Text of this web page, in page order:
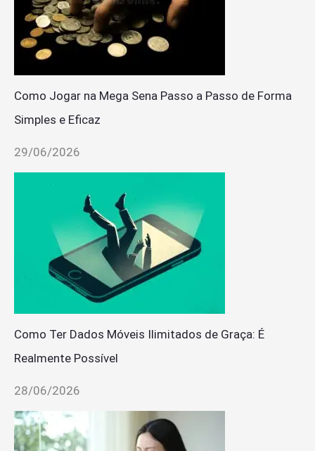
Como Jogar na Mega Sena Passo a Passo de Forma
Simples e Eficaz
29/06/2026
Como Ter Dados Móveis Ilimitados de Graça: É
Realmente Possível
28/06/2026